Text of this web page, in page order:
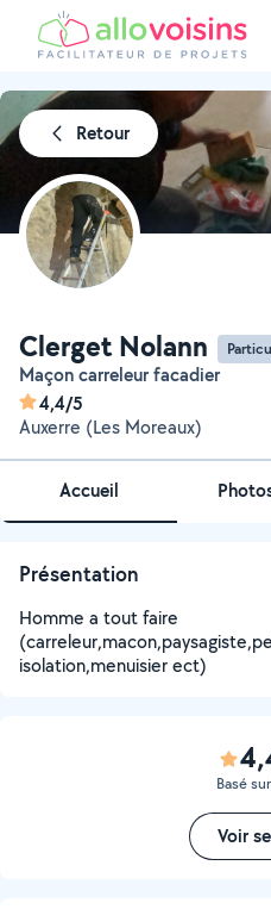
Retour
Clerget Nolann
Maçon carreleur facadier
4,4/5
Auxerre (Les Moreaux)
Accueil
Présentation
Homme a tout faire
isolation,menuisier ect)
Basé
Voir